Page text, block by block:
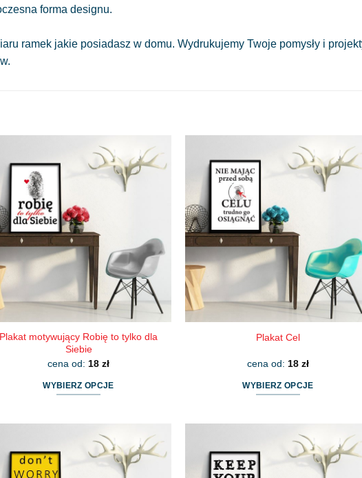
forma designu.
ramek jakie posiadasz w domu. Wydrukujemy Twoje pomysły i
Plakat motywujący Robię to tylko dla
Siebie
cena od: 18 zł
WYBIERZ OPCJE
wiele
wariantów.
Plakat Cel
cena od: 18 zł
WYBIERZ OPCJE
wiele
wariantów.